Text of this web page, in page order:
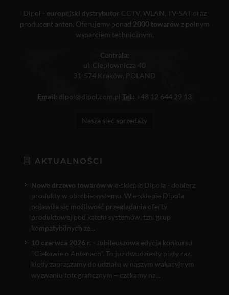
Dipol - europejski dystrybutor CCTV, WLAN, TV-SAT oraz
producent anten. Oferujemy ponad 2000 towarówz pełnym
wsparciem technicznym.
Centrala:
ul. Ciepłownicza 40
31-574 Kraków, POLAND
Email: dipol@dipol.com.pl Tel.: +48 12 644 29 13
Nasza sieć sprzedaży
AKTUALNOŚCI
Nowe drzewo towarów w e-sklepie Dipola - dobierz
produkty w obrębie systemu. W e-sklepie Dipola
pojawiła się możliwość przeglądania oferty
produktowej pod kątem systemów, tzn. grup
kompatybilnych ze...
10 czerwca 2026 r. - Jubileuszowa edycja konkursu
"Ciekawie o Antenach". To już dwudziesty piąty raz,
kiedy zapraszamy do udziału w naszym wakacyjnym
wyzwaniu fotograficznym – czekamy na...